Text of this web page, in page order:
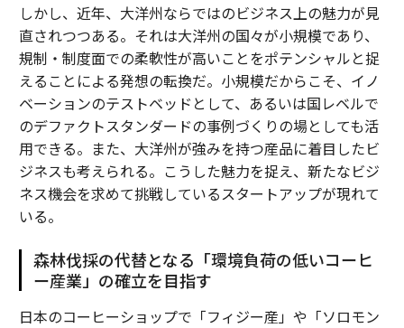
しかし、近年、大洋州ならではのビジネス上の魅力が見
直されつつある。それは大洋州の国々が小規模であり、
規制・制度面での柔軟性が高いことをポテンシャルと捉
えることによる発想の転換だ。小規模だからこそ、イノ
ベーションのテストベッドとして、あるいは国レベルで
のデファクトスタンダードの事例づくりの場としても活
用できる。また、大洋州が強みを持つ産品に着目したビ
ジネスも考えられる。こうした魅力を捉え、新たなビジ
ネス機会を求めて挑戦しているスタートアップが現れて
いる。
森林伐採の代替となる「環境負荷の低いコーヒ
ー産業」の確立を目指す
日本のコーヒーショップで「フィジー産」や「ソロモン